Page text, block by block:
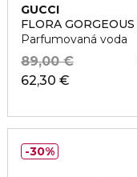
GUCCI
FLORA
Parfumovaná voda
62,30 €
89,00 €
30%